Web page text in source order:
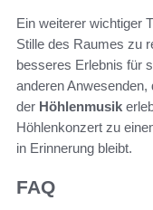
Ein weiterer wichtiger
Stille des Raumes zu
besseres Erlebnis für
anderen
der Höhlenmusik
Höhlenkonzert zu
in Erinnerung bleibt.
FAQ